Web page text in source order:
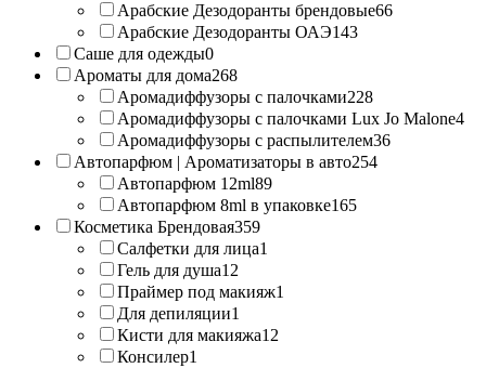
Арабские Дезодоранты брендовые66
Арабские Дезодоранты ОАЭ143
Саше для одежды0
Ароматы для дома268
Аромадиффузоры с палочками228
Аромадиффузоры с палочками Lux Jo Malone4
Аромадиффузоры с распылителем36
Автопарфюм | Ароматизаторы в авто254
Автопарфюм 12ml89
Автопарфюм 8ml в упаковке165
Косметика Брендовая359
Салфетки для лица1
Гель для душа12
Праймер под макияж1
Для депиляции1
Кисти для макияжа12
Консилер1